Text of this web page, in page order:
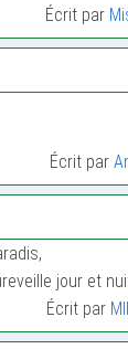
Écrit par
Écrit par
jour et
Écrit par